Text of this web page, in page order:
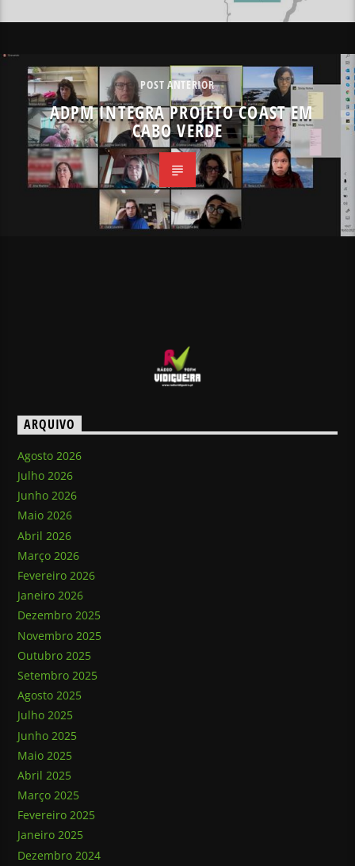
POST ANTERIOR
ADPM INTEGRA PROJETO COAST EM
CABO VERDE
ARQUIVO
Agosto 2026
Julho 2026
Junho 2026
Maio 2026
Abril 2026
Março 2026
Fevereiro 2026
Janeiro 2026
Dezembro 2025
Novembro 2025
Outubro 2025
Setembro 2025
Agosto 2025
Julho 2025
Junho 2025
Maio 2025
Abril 2025
Março 2025
Fevereiro 2025
Janeiro 2025
Dezembro 2024